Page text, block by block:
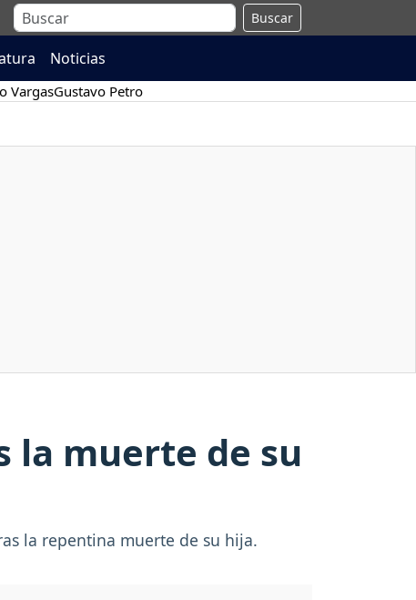
Buscar
Noticias
VargasGustavo Petro
la muerte de su
la repentina muerte de su hija.